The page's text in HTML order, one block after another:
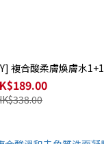
複合酸柔膚煥膚水1+1